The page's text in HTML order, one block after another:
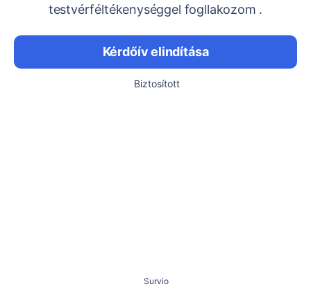
testvérféltékenységgel fogllakozom .
Kérdőív elindítása
Biztosított
Survio